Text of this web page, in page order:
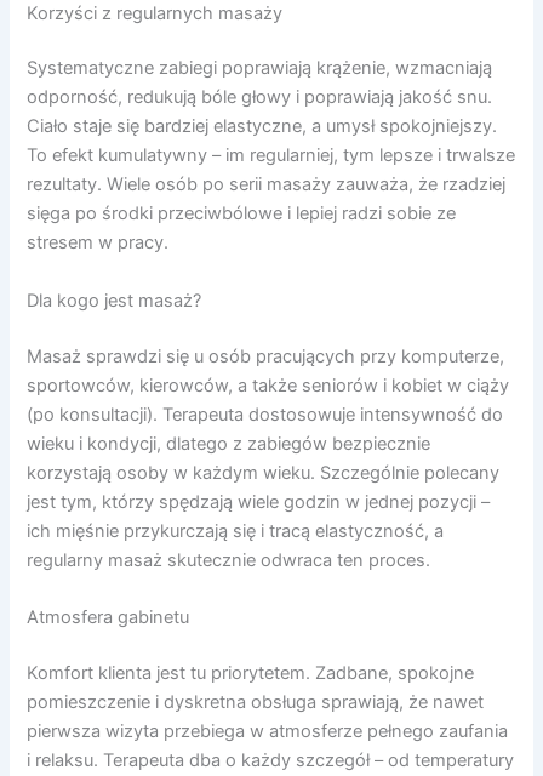
Korzyści z regularnych masaży
Systematyczne zabiegi poprawiają krążenie, wzmacniają
odporność, redukują bóle głowy i poprawiają jakość snu.
Ciało staje się bardziej elastyczne, a umysł spokojniejszy.
To efekt kumulatywny – im regularniej, tym lepsze i trwalsze
rezultaty. Wiele osób po serii masaży zauważa, że rzadziej
sięga po środki przeciwbólowe i lepiej radzi sobie ze
stresem w pracy.
Dla kogo jest masaż?
Masaż sprawdzi się u osób pracujących przy komputerze,
sportowców, kierowców, a także seniorów i kobiet w ciąży
(po konsultacji). Terapeuta dostosowuje intensywność do
wieku i kondycji, dlatego z zabiegów bezpiecznie
korzystają osoby w każdym wieku. Szczególnie polecany
jest tym, którzy spędzają wiele godzin w jednej pozycji –
ich mięśnie przykurczają się i tracą elastyczność, a
regularny masaż skutecznie odwraca ten proces.
Atmosfera gabinetu
Komfort klienta jest tu priorytetem. Zadbane, spokojne
pomieszczenie i dyskretna obsługa sprawiają, że nawet
pierwsza wizyta przebiega w atmosferze pełnego zaufania
i relaksu. Terapeuta dba o każdy szczegół – od temperatury